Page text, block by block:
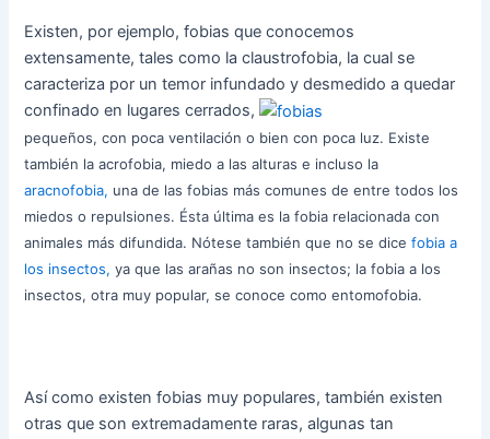
Existen, por ejemplo, fobias que conocemos
extensamente, tales como la claustrofobia, la cual se
caracteriza por un temor infundado y desmedido a quedar
confinado en lugares cerrados,
pequeños, con poca ventilación o bien con poca luz. Existe
también la acrofobia, miedo a las alturas e incluso la
aracnofobia, una de las fobias más comunes de entre todos los
miedos o repulsiones. Ésta última es la fobia relacionada con
animales más difundida. Nótese también que no se dicefobia a
los insectos, ya que las arañas no son insectos; la fobia a los
insectos, otra muy popular, se conoce como entomofobia.
Así como existen fobias muy populares, también existen
otras que son extremadamente raras, algunas tan